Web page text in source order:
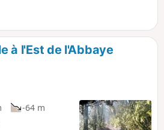
à l'Est de l'Abbaye
-64 m